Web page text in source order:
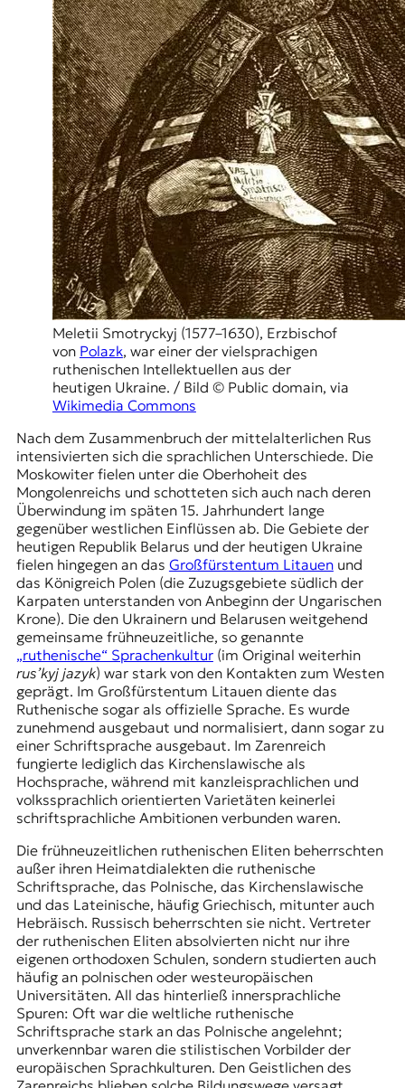
Meletii Smotryckyj (1577–1630), Erzbischof
von Polazk, war einer der vielsprachigen
ruthenischen Intellektuellen aus der
heutigen Ukraine. / Bild © Public domain, via
Wikimedia Commons
Nach dem Zusammenbruch der mittelalterlichen Rus
intensivierten sich die sprachlichen Unterschiede. Die
Moskowiter fielen unter die Oberhoheit des
Mongolenreichs und schotteten sich auch nach deren
Überwindung im späten 15. Jahrhundert lange
gegenüber westlichen Einflüssen ab. Die Gebiete der
heutigen Republik Belarus und der heutigen Ukraine
fielen hingegen an das Großfürstentum Litauenund
das Königreich Polen (die Zuzugsgebiete südlich der
Karpaten unterstanden von Anbeginn der Ungarischen
Krone). Die den Ukrainern und Belarusen weitgehend
gemeinsame frühneuzeitliche, so genannte
„ruthenische“ Sprachenkultur(im Original weiterhin
rus’kyj jazyk) war stark von den Kontakten zum Westen
geprägt. Im Großfürstentum Litauen diente das
Ruthenische sogar als offizielle Sprache. Es wurde
zunehmend ausgebaut und normalisiert, dann sogar zu
einer Schriftsprache ausgebaut. Im Zarenreich
fungierte lediglich das Kirchenslawische als
Hochsprache, während mit kanzleisprachlichen und
volkssprachlich orientierten Varietäten keinerlei
schriftsprachliche Ambitionen verbunden waren.
Die frühneuzeitlichen ruthenischen Eliten beherrschten
außer ihren Heimatdialekten die ruthenische
Schriftsprache, das Polnische, das Kirchenslawische
und das Lateinische, häufig Griechisch, mitunter auch
Hebräisch. Russisch beherrschten sie nicht. Vertreter
der ruthenischen Eliten absolvierten nicht nur ihre
eigenen orthodoxen Schulen, sondern studierten auch
häufig an polnischen oder westeuropäischen
Universitäten. All das hinterließ innersprachliche
Spuren: Oft war die weltliche ruthenische
Schriftsprache stark an das Polnische angelehnt;
unverkennbar waren die stilistischen Vorbilder der
europäischen Sprachkulturen. Den Geistlichen des